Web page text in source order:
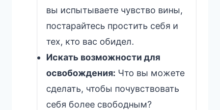
вы испытываете чувство вины,
постарайтесь простить себя и
тех, кто вас обидел.
Искать возможности для
освобождения: Что вы можете
сделать, чтобы почувствовать
себя более свободным?